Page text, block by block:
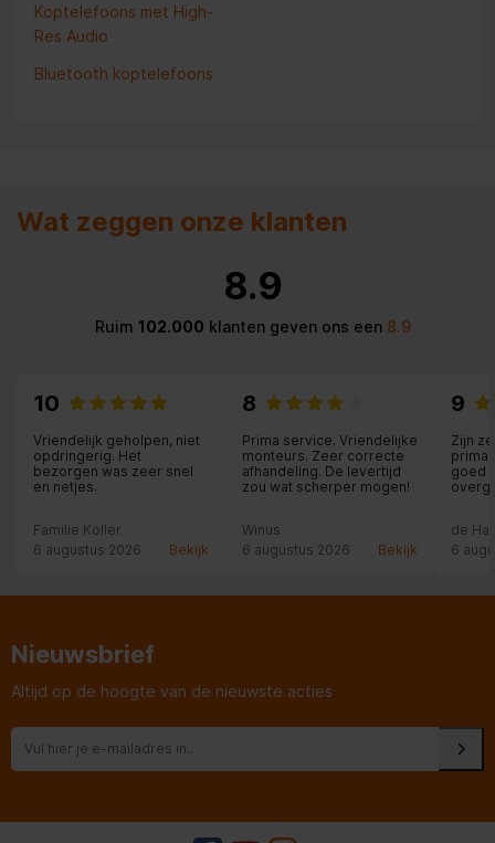
Koptelefoons met High-
Res Audio
Bluetooth koptelefoons
Wat zeggen onze klanten
8.9
Ruim 102.000 klanten geven ons een8.9
10
Vriendelijk geholpen, niet
opdringerig. Het
bezorgen was zeer snel
en netjes.
Familie Koller
6 augustus 2026
Bekijk
8
Prima service. Vriendelijke
monteurs. Zeer correcte
afhandeling. De levertijd
zou wat scherper mogen!
Winus
6 augustus 2026
Bekijk
9
Zijn
prima
goed
de
6
Nieuwsbrief
Altijd op de hoogte van de nieuwste acties